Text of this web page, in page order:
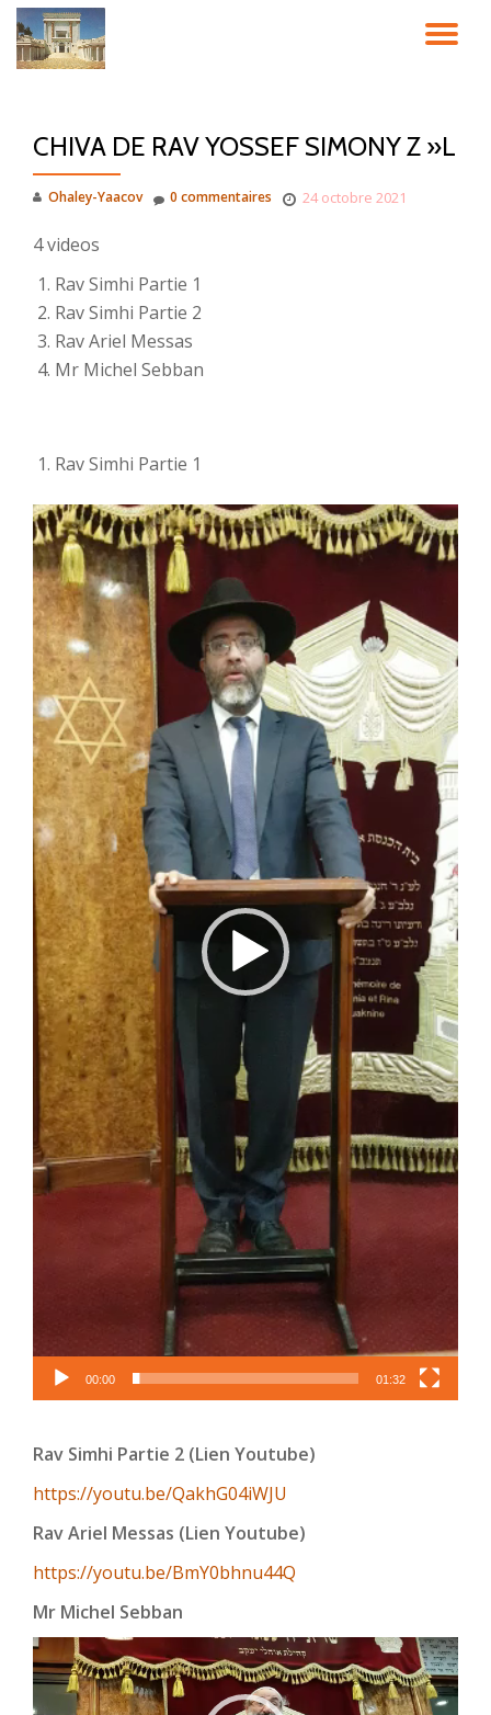
Aller
CHIVA DE RAV YOSSEF SIMONY Z »L
Ohaley-Yaacov 24 octobre 2021
0 commentaires
4 videos
Rav Simhi Partie 1
Rav Simhi Partie 2
Rav Ariel Messas
Mr Michel Sebban
Rav Simhi Partie 1
Lecteur
vidéo
00:00 01:32
Rav Simhi Partie 2 (Lien Youtube)
https://youtu.be/QakhG04iWJU
Rav Ariel Messas (Lien Youtube)
https://youtu.be/BmY0bhnu44Q
Mr Michel Sebban
Lecteur
vidéo